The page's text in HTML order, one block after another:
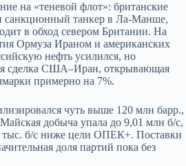
на «теневой флот»: британские
санкционный танкер в Ла-Манше,
в обход севером Британии. На
Ормуза Ираном и американских
нефть усилился, но
сделка США–Иран, открывающая
примерно на 7%.
чуть выше 120 млн барр.,
добыча упала до 9,01 млн б/с,
тыс. б/с ниже цели ОПЕК+. Поставки
доля партий пока без